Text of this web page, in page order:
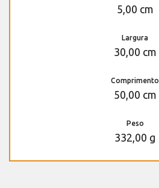
5,00 cm
Largura
30,00 cm
Comprimento
50,00 cm
Peso
332,00 g